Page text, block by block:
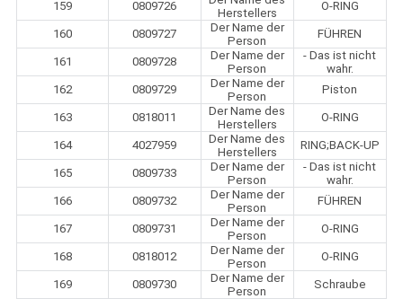
159
0809726
Herstellers
O-RING
160 0809727
Der Name der
Person
FÜHREN
161 0809728
Der Name der
Person
- Das ist nicht
wahr.
162
0809729
Der Name der
Person
Piston
163 0818011
Der Name des
Herstellers
O-RING
164 4027959
Der Name des
Herstellers
RING;BACK-UP
165 0809733
Der Name der
Person
- Das ist nicht
wahr.
166
0809732
Der Name der
Person
FÜHREN
167 0809731
Der Name der
Person
O-RING
168 0818012
Der Name der
Person
O-RING
169 0809730
Der Name der
Person
Schraube